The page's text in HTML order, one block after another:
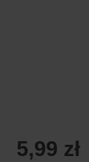
5,99 zł